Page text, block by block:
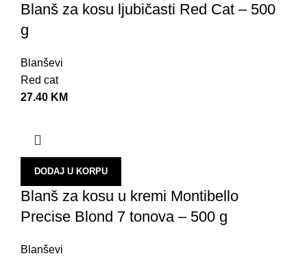
Blanš za kosu ljubičasti Red Cat – 500
g
Blanševi
Red cat
27.40 KM
DODAJ U KORPU
Blanš za kosu u kremi Montibello
Precise Blond 7 tonova – 500 g
Blanševi